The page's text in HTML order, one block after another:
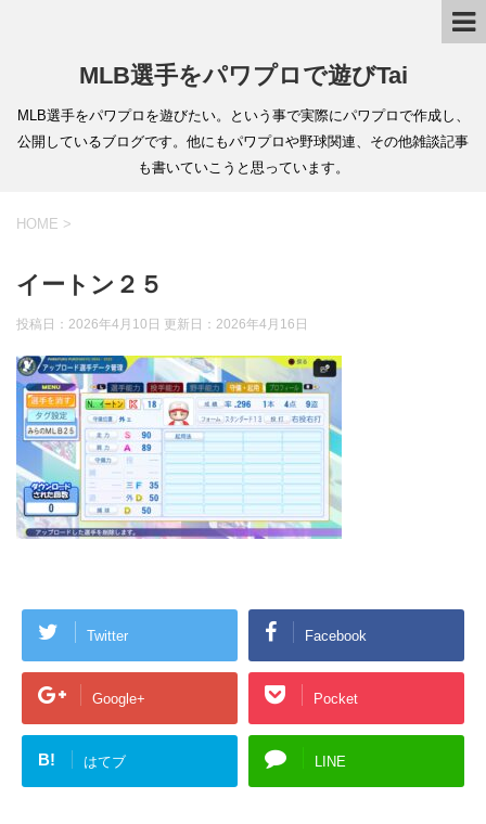
MLB選手をパワプロで遊びTai
MLB選手をパワプロを遊びたい。という事で実際にパワプロで作成し、
公開しているブログです。他にもパワプロや野球関連、その他雑談記事
も書いていこうと思っています。
HOME >
イートン２５
投稿日：2026年4月10日 更新日： 2026年4月16日
Twitter Facebook
Google+ Pocket
B! はてブ LINE